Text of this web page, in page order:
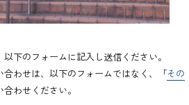
下のフォームに記入し送信ください。
わせは、以下のフォームではなく、「その
合わせください。